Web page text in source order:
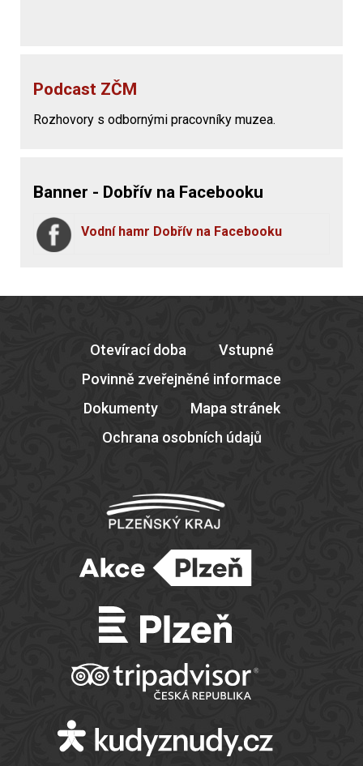
Podcast ZČM
Rozhovory s odbornými pracovníky muzea.
Banner - Dobřív na Facebooku
Vodní hamr Dobřív na Facebooku
Otevírací doba
Vstupné
Povinně zveřejněné informace
Dokumenty
Mapa stránek
Ochrana osobních údajů